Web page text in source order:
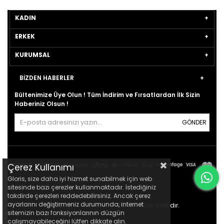
KADIN
ERKEK
KURUMSAL
BİZDEN HABERLER
Bültenimize Üye Olun ! Tüm İndirim ve Fırsatlardan İlk Sizin
Haberiniz Olsun !
GÖNDER
© 2021gloris.com.tr- Tüm Hakları Saklıdır.
Çerez Kullanımı
Gloris, size daha iyi hizmet sunabilmek için web
sitesinde bazı çerezler kullanmaktadır. İstediğiniz
takdirde çerezleri reddedebilirsiniz. Ancak çerez
ayarlarını değiştirmeniz durumunda, internet
sitemizin bazı fonksiyonlarının düzgün
çalışmayabileceğini lütfen dikkate alın.